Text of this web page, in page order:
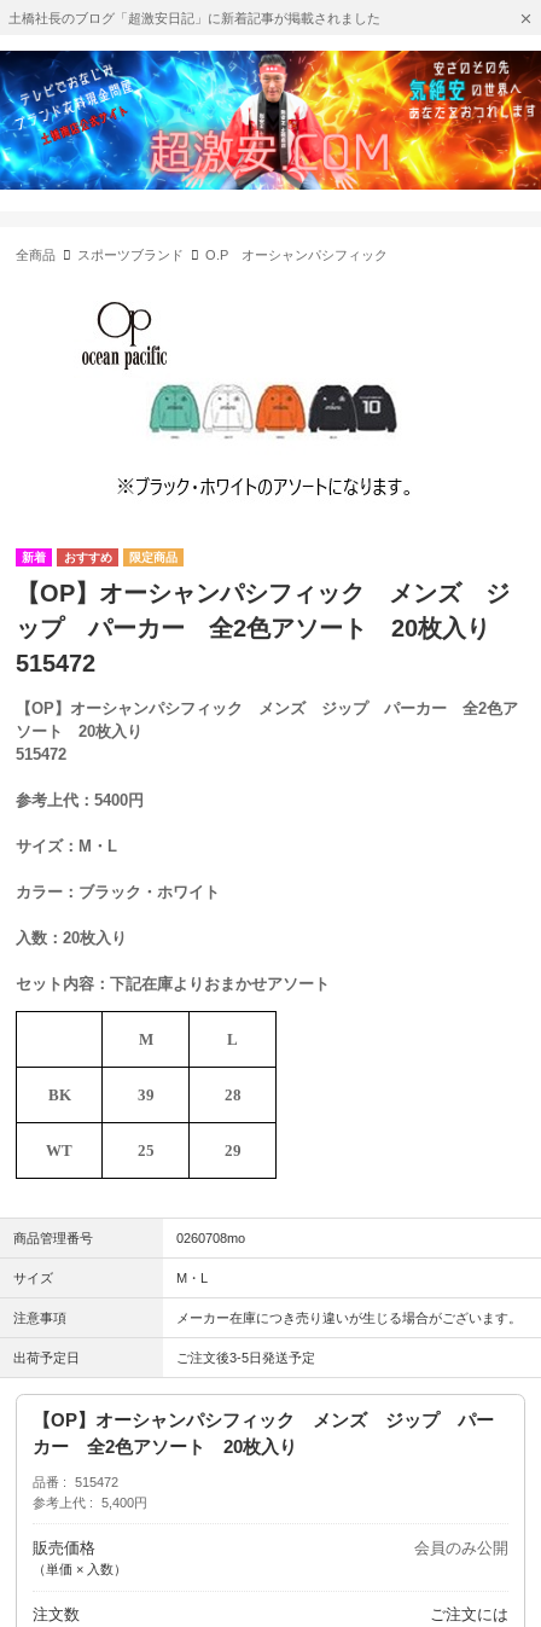
土橋社長のブログ「超激安日記」に新着記事が掲載されました
全商品 スポーツブランド O.P オーシャンパシフィック
【OP】オーシャンパシフィック メンズ ジ
ップ パーカー 全2色アソート 20枚入り
515472
【OP】オーシャンパシフィック メンズ ジップ パーカー 全2色ア
ソート 20枚入り
515472
参考上代：5400円
サイズ：M・L
カラー：ブラック・ホワイト
入数：20枚入り
セット内容：下記在庫よりおまかせアソート
M L
BK 39 28
WT 25 29
商品管理番号 0260708mo
サイズ M・L
注意事項 メーカー在庫につき売り違いが生じる場合がございます。
出荷予定日 ご注文後3-5日発送予定
【OP】オーシャンパシフィック メンズ ジップ パー
カー 全2色アソート 20枚入り
品番
515472
参考上代
5,400円
販売価格
（単価 × 入数）
会員のみ公開
注文数
ご注文には